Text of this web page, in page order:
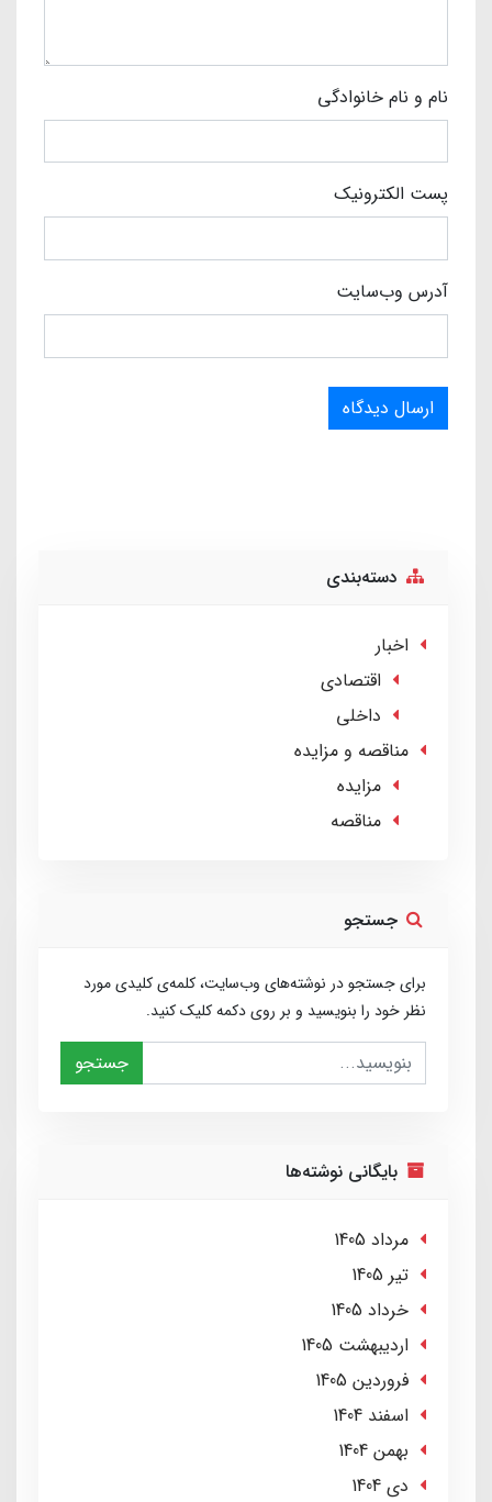
نام و نام خانوادگی
پست الکترونیک
آدرس وب‌سایت
ارسال دیدگاه
دسته‌بندی
اخبار
اقتصادی
داخلی
مناقصه و مزایده
مزایده
مناقصه
جستجو
برای جستجو در نوشته‌های وب‌سایت، کلمه‌ی کلیدی مورد
نظر خود را بنویسید و بر روی دکمه کلیک کنید.
جستجو
بایگانی نوشته‌ها
مرداد 1405
تير 1405
خرداد 1405
ارديبهشت 1405
فروردین 1405
اسفند 1404
بهمن 1404
دی 1404